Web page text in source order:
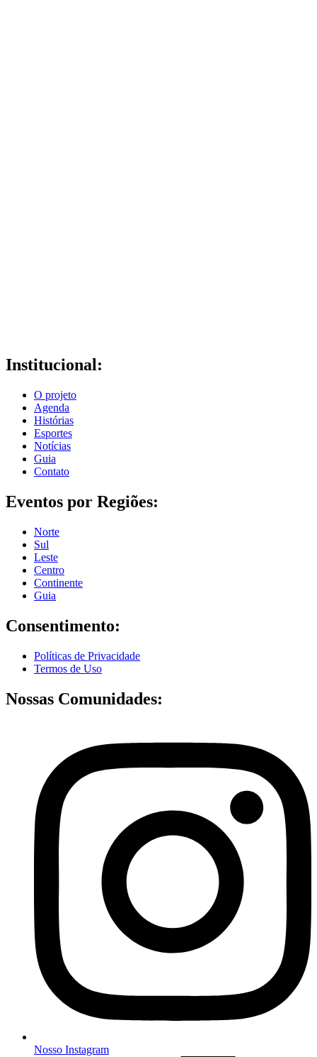
Institucional:
O projeto
Agenda
Histórias
Esportes
Notícias
Guia
Contato
Eventos por Regiões:
Norte
Sul
Leste
Centro
Continente
Guia
Consentimento:
Políticas de Privacidade
Termos de Uso
Nossas Comunidades:
Nosso Instagram